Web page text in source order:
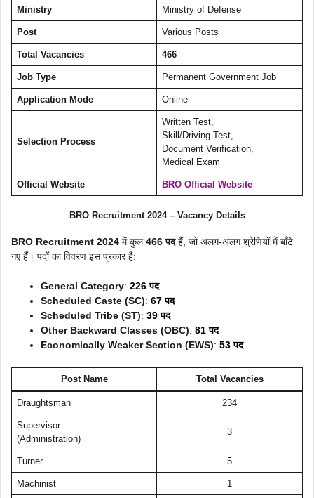
Ministry Ministry of Defense
Post Various Posts
Total Vacancies 466
Job Type Permanent Government Job
Application Mode Online
Selection Process
Written Test,
Skill/Driving Test,
Document Verification,
Medical Exam
Official Website BRO Official Website
BRO Recruitment 2024 – Vacancy Details
BRO Recruitment 2024 में कुल466 पदहैं, जो अलग-अलग श्रेणियों में बाँटे
गए हैं। पदों का विवरण इस प्रकार है:
General Category: 226 पद
Scheduled Caste (SC): 67 पद
Scheduled Tribe (ST): 39 पद
Other Backward Classes (OBC): 81 पद
Economically Weaker Section (EWS): 53 पद
Post Name Total Vacancies
Draughtsman 234
Supervisor
(Administration)
3
Turner 5
Machinist 1